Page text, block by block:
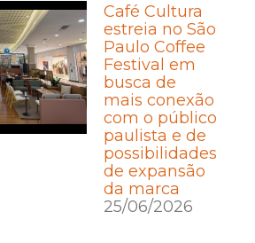
Café Cultura
estreia no São
Paulo Coffee
Festival em
busca de
mais conexão
com o público
paulista e de
possibilidades
de expansão
da marca
25/06/2026